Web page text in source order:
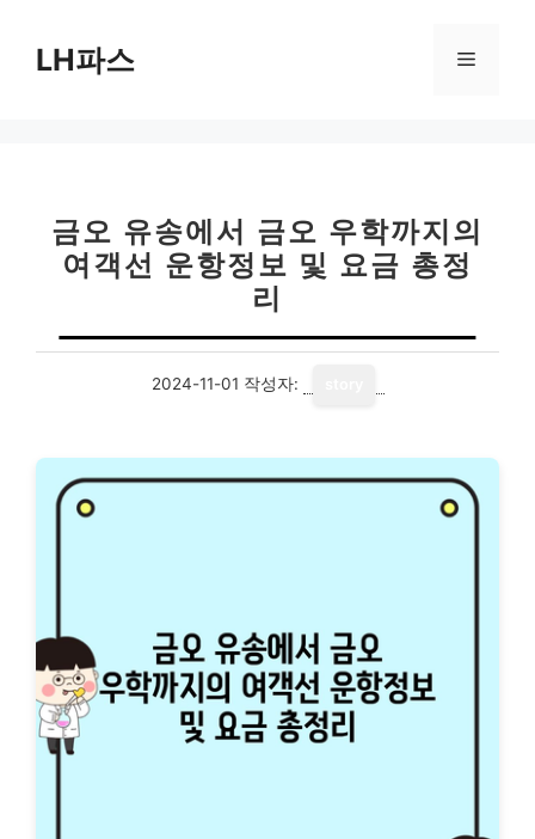
LH파스 메
금오 유송에서 금오 우학까지의
여객선 운항정보 및 요금 총정
리
2024-11-01 작성자: